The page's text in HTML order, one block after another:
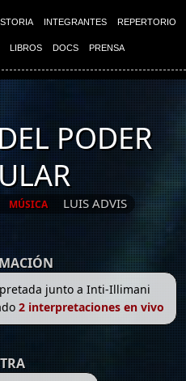
INTEGRANTES REPERTORIO
LIBROS DOCS PRENSA
PODER
MÚSICA LUIS ADVIS
junto a Inti-Illimani
2 interpretaciones en vivo